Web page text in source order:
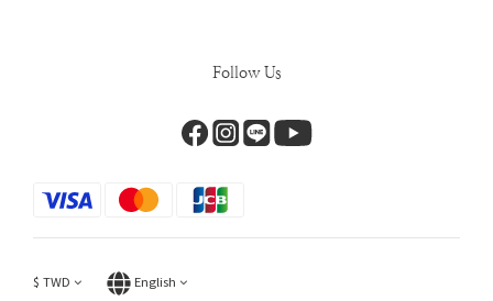
Follow Us
$ TWD English